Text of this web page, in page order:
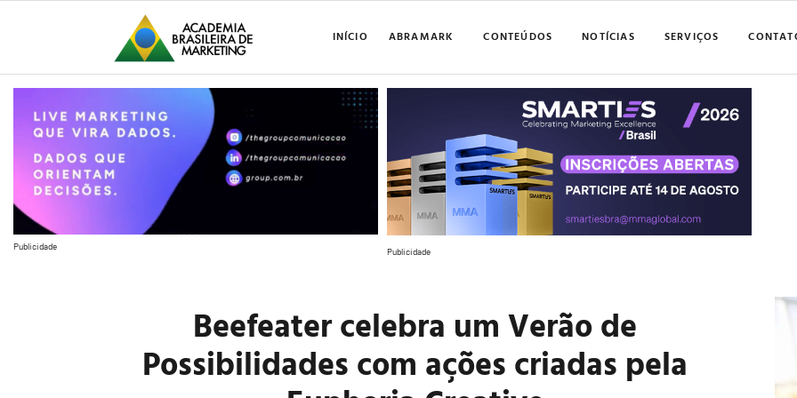
INÍCIO ABRAMARK CONTEÚDOS NOTÍCIAS SERVIÇOS
Publicidade Publicidade
Beefeater celebra um Verão de
Possibilidades com ações criadas pela